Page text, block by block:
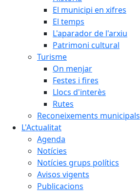
El municipi en xifres
El temps
L'aparador de l'arxiu
Patrimoni cultural
Turisme
On menjar
Festes i fires
Llocs d'interès
Rutes
Reconeixements municipals
L'Actualitat
Agenda
Notícies
Notícies grups polítics
Avisos vigents
Publicacions